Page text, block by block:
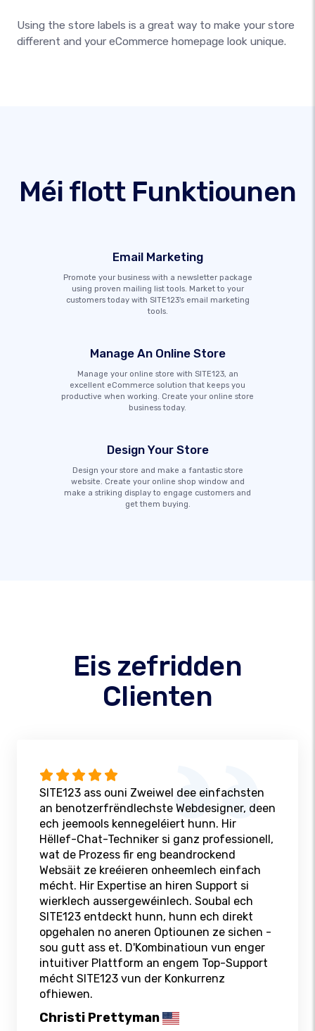
Using the store labels is a great way to make your store
different and your eCommerce homepage look unique.
Méi flott Funktiounen
Email Marketing
Promote your business with a newsletter package
using proven mailing list tools. Market to your
customers today with SITE123's email marketing
tools.
Manage An Online Store
Manage your online store with SITE123, an
excellent eCommerce solution that keeps you
productive when working. Create your online store
business today.
Design Your Store
Design your store and make a fantastic store
website. Create your online shop window and
make a striking display to engage customers and
get them buying.
Eis zefridden
Clienten
SITE123 ass ouni Zweiwel dee einfachsten
an benotzerfrëndlechste Webdesigner, deen
ech jeemools kennegeléiert hunn. Hir
Hëllef-Chat-Techniker si ganz professionell,
wat de Prozess fir eng beandrockend
Websäit ze kreéieren onheemlech einfach
mécht. Hir Expertise an hiren Support si
wierklech aussergewéinlech. Soubal ech
SITE123 entdeckt hunn, hunn ech direkt
opgehalen no aneren Optiounen ze sichen -
sou gutt ass et. D'Kombinatioun vun enger
intuitiver Plattform an engem Top-Support
mécht SITE123 vun der Konkurrenz
ofhiewen.
Christi Prettyman